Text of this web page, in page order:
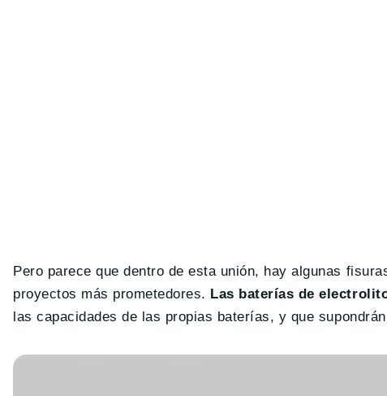
Pero parece que dentro de esta unión, hay algunas
proyectos más prometedores. Las baterías de
las capacidades de las propias baterías, y que